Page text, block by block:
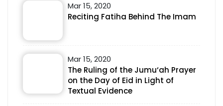
Mar 15, 2020
Reciting Fatiha Behind The Imam
Mar 15, 2020
The Ruling of the Jumu‘ah Prayer
on the Day of Eid in Light of
Textual Evidence